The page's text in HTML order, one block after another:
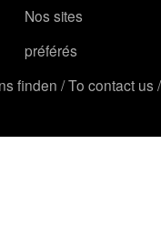
Nos sites
préférés
finden / To contact us